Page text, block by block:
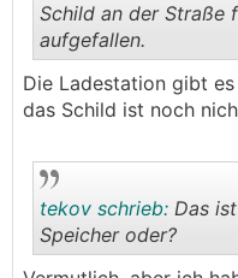
Schild an der Straße
aufgefallen.
Die Ladestation gibt
das Schild ist noch
tekov schrieb: Das
Speicher oder?